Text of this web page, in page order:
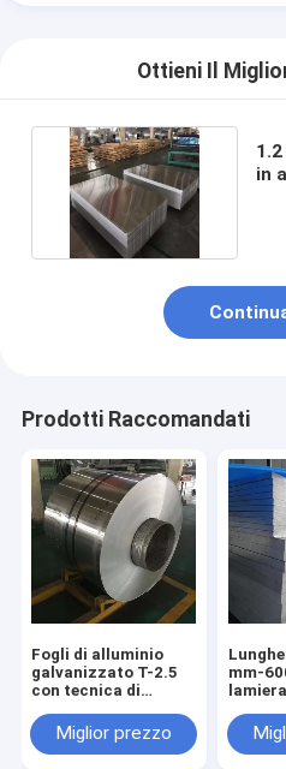
Ottieni Il
in
Prodotti Raccomandati
Fogli di alluminio
galvanizzato T-2.5
con tecnica di
e grado T-2.5
Miglior prezzo
mm-
soffitto